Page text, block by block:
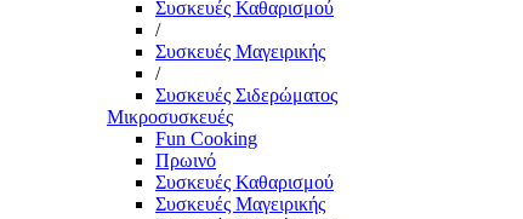
Συσκευές Καθαρισμού
/
Συσκευές Μαγειρικής
/
Συσκευές Σιδερώματος
Μικροσυσκευές
Fun Cooking
Πρωινό
Συσκευές Καθαρισμού
Συσκευές Μαγειρικής